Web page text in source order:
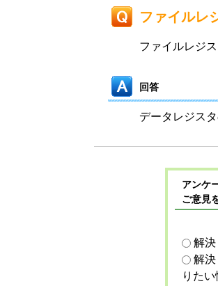
ファイルレ
ファイルレジ
回答
データレジス
アンケ
ご意見
解
解
りた